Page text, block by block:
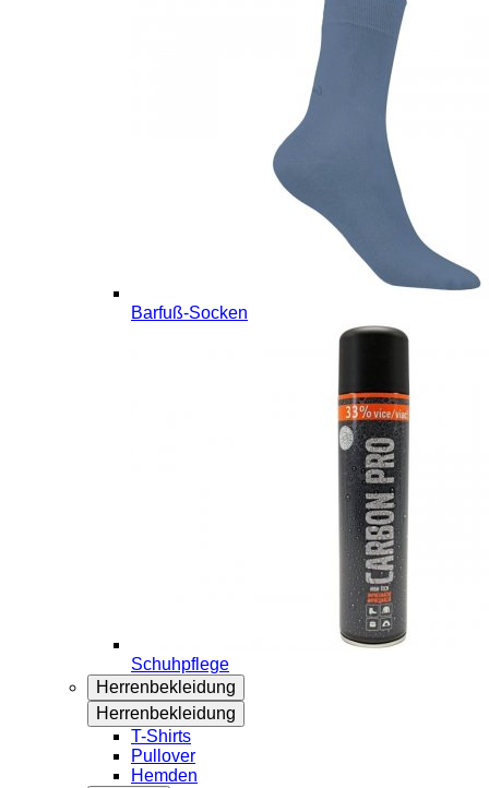
Barfuß-Socken
Schuhpflege
Herrenbekleidung
Herrenbekleidung
T-Shirts
Pullover
Hemden